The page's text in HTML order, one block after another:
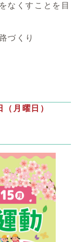
なくすことを目
づくり
月曜日）